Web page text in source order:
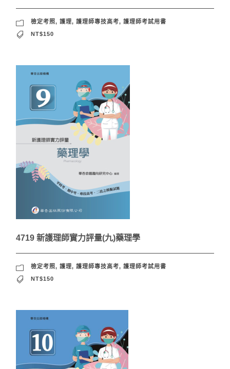
檢定考照, 護理, 護理師專技高考, 護理師考試用書
NT$150
4719 新護理師實力評量(九)藥理學
檢定考照, 護理, 護理師專技高考, 護理師考試用書
NT$150